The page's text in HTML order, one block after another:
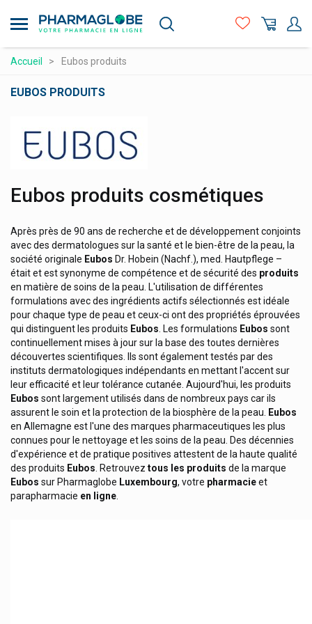
au
principal
Compléments alimentaires
Matériel médical et premiers soins
Médicaments et santé
Minceur et Sport
Orthopédie et contention
Prix attractifs
Produits vétérinaires
Vitamines et alimentation
Accueil Eubos produits
EUBOS PRODUITS
Eubos produits cosmétiques
Après près de 90 ans de recherche et de développement conjoints
avec des dermatologues sur la santé et le bien-être de la peau, la
société originale Eubos Dr. Hobein (Nachf.), med. Hautpflege –
était et est synonyme de compétence et de sécurité des produits
en matière de soins de la peau. L'utilisation de différentes
formulations avec des ingrédients actifs sélectionnés est idéale
pour chaque type de peau et ceux-ci ont des propriétés éprouvées
qui distinguent les produits Eubos. Les formulations Eubos sont
continuellement mises à jour sur la base des toutes dernières
découvertes scientifiques. Ils sont également testés par des
instituts dermatologiques indépendants en mettant l'accent sur
leur efficacité et leur tolérance cutanée. Aujourd'hui, les produits
Eubos sont largement utilisés dans de nombreux pays car ils
assurent le soin et la protection de la biosphère de la peau. Eubos
en Allemagne est l'une des marques pharmaceutiques les plus
connues pour le nettoyage et les soins de la peau. Des décennies
d'expérience et de pratique positives attestent de la haute qualité
des produits Eubos. Retrouvez tous les produits de la marque
Eubos sur Pharmaglobe Luxembourg, votre pharmacieet
parapharmacie en ligne.
Die Lakritzerie
Dolorgiet
Dr. Bronner's Produits
Dr. Ernst Tisanes, Comprimés
Dr. Herma
Dr. Jacob's
Dr. Junghans
Dr. Pfleger Arzneimittel
Dr. Rudolf Liebe Ajona
Dr. Willmar Schwabe
Dr. Wolff
Dr Loges
Ducray - Pierre Fabre
Dulac
Dulcis Health Science
Duracell